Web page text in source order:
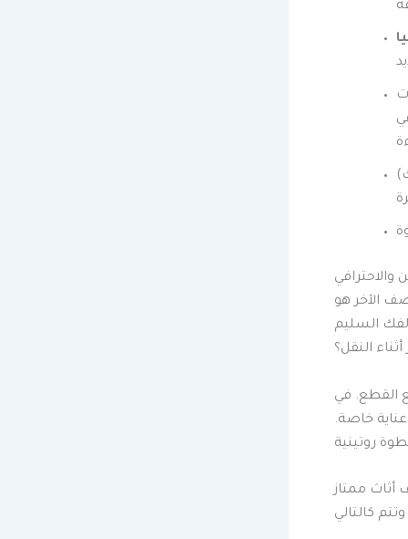
الآخر هو
السليم
النقل؟
القطع. في
عناية خاصة.